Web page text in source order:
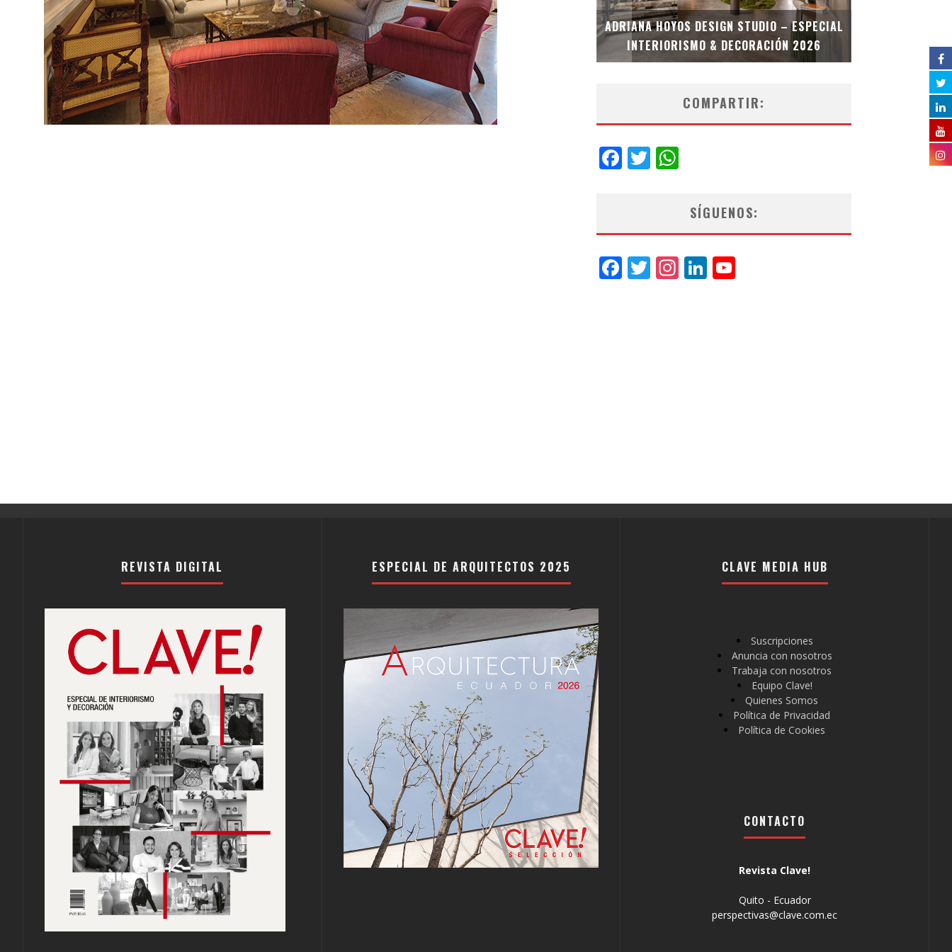
MUBB DESIGN STUDIO – ESPECIAL
INTERIORISMO & DECORACIÓN 2026
ADRIANA HOYOS DESIGN STUDIO – ESPECIAL
INTERIORISMO & DECORACIÓN 2026
COMPARTIR:
Facebook
Twitter
SÍGUENOS:
Facebook
Twitter
Instagram
LinkedIn
REVISTA DIGITAL ESPECIAL DE ARQUITECTOS 2025 CLAVE MEDIA HUB
Suscripciones
Anuncia con nosotros
Trabaja con nosotros
Equipo Clave!
Quienes Somos
Política de Privacidad
Política de Cookies
CONTACTO
Revista Clave!
Quito - Ecuador
perspectivas@clave.com.ec